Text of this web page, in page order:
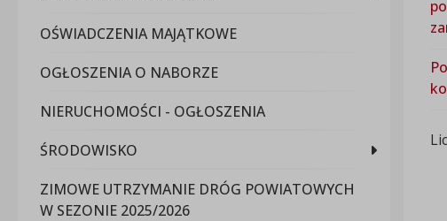
OŚWIADCZENIA MAJĄTKOWE
OGŁOSZENIA O NABORZE
NIERUCHOMOŚCI - OGŁOSZENIA
ŚRODOWISKO
ZIMOWE UTRZYMANIE DRÓG POWIATOWYCH
W SEZONIE 2025/2026